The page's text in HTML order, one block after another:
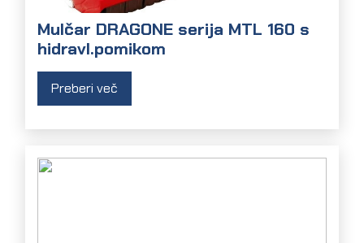
Mulčar DRAGONE serija MTL 160 s
hidravl.pomikom
Preberi več